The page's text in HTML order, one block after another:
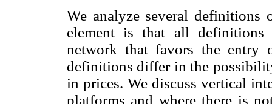
We analyze several
element is that all definitions
network that favors the entry
definitions differ in the
in prices. We discuss vertical
platforms and where there is